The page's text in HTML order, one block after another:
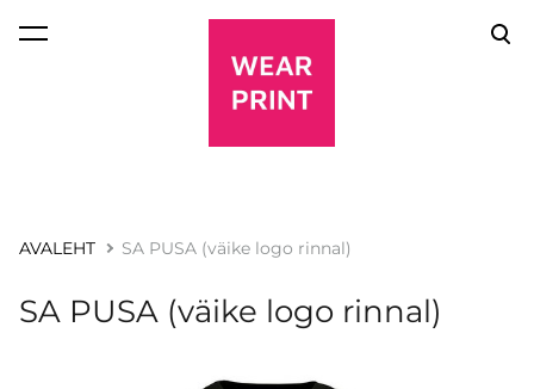
lisati ostukorvi.
AVALEHT SA PUSA (väike logo rinnal)
SA PUSA (väike logo rinnal)